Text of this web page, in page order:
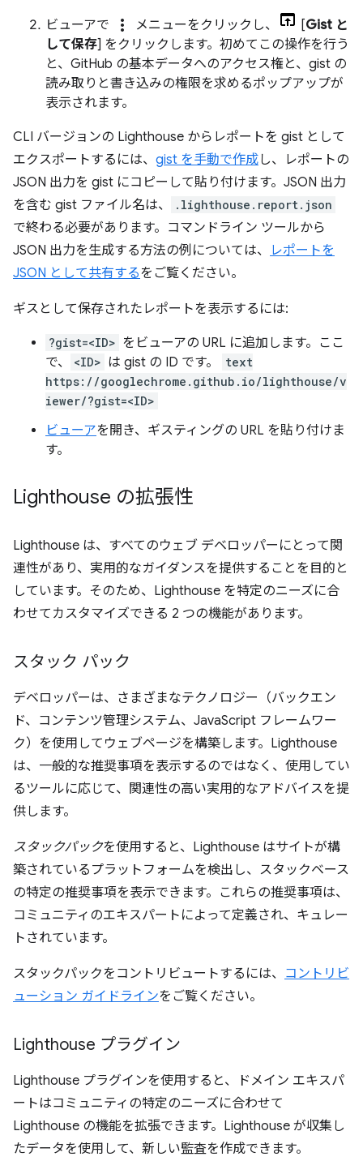
ビューアで more_vert メニューをクリックし、 [Gist と
して保存] をクリックします。初めてこの操作を行う
と、GitHub の基本データへのアクセス権と、gist の
読み取りと書き込みの権限を求めるポップアップが
表示されます。
CLI バージョンの Lighthouse からレポートを gist として
エクスポートするには、 gist を手動で作成し、レポートの
JSON 出力を gist にコピーして貼り付けます。JSON 出力
を含む gist ファイル名は、
.lighthouse.report.json
で終わる必要があります。コマンドライン ツールから
JSON 出力を生成する方法の例については、
レポートを
JSON として共有するをご覧ください。
ギスとして保存されたレポートを表示するには:
?gist=<ID> をビューアの URL に追加します。ここ
で、
<ID> は gist の ID です。
text
https://googlechrome.github.io/lighthouse/v
iewer/?gist=<ID>
ビューアを開き、ギスティングの URL を貼り付けま
す。
Lighthouse の拡張性
Lighthouse は、すべてのウェブ デベロッパーにとって関
連性があり、実用的なガイダンスを提供することを目的と
しています。そのため、Lighthouse を特定のニーズに合
わせてカスタマイズできる 2 つの機能があります。
スタック パック
デベロッパーは、さまざまなテクノロジー（バックエン
ド、コンテンツ管理システム、JavaScript フレームワー
ク）を使用してウェブページを構築します。Lighthouse
は、一般的な推奨事項を表示するのではなく、使用してい
るツールに応じて、関連性の高い実用的なアドバイスを提
供します。
スタックパックを使用すると、Lighthouse はサイトが構
築されているプラットフォームを検出し、スタックベース
の特定の推奨事項を表示できます。これらの推奨事項は、
コミュニティのエキスパートによって定義され、キュレー
トされています。
スタックパックをコントリビュートするには、 コントリビ
ューション ガイドラインをご覧ください。
Lighthouse プラグイン
Lighthouse プラグインを使用すると、ドメイン エキスパ
ートはコミュニティの特定のニーズに合わせて
Lighthouse の機能を拡張できます。Lighthouse が収集し
たデータを使用して、新しい監査を作成できます。